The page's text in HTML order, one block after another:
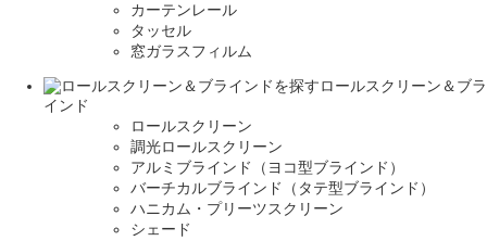
カーテンレール
タッセル
窓ガラスフィルム
ロールスクリーン＆ブラ
インド
ロールスクリーン
調光ロールスクリーン
アルミブラインド（ヨコ型ブラインド）
バーチカルブラインド（タテ型ブラインド）
ハニカム・プリーツスクリーン
シェード